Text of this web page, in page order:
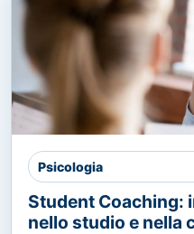
Psicologia
Student Coaching:
nello studio e nella